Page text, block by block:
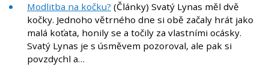
Modlitba na kočku? (Články) Svatý Lynas měl dvě
kočky. Jednoho větrného dne si obě začaly hrát jako
malá koťata, honily se a točily za vlastními ocásky.
Svatý Lynas je s úsměvem pozoroval, ale pak si
povzdychl a…